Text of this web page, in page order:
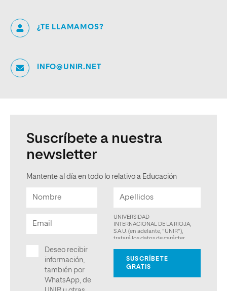
¿TE LLAMAMOS?
INFO@UNIR.NET
Suscríbete a nuestra
newsletter
Mantente al día en todo lo relativo a Educación